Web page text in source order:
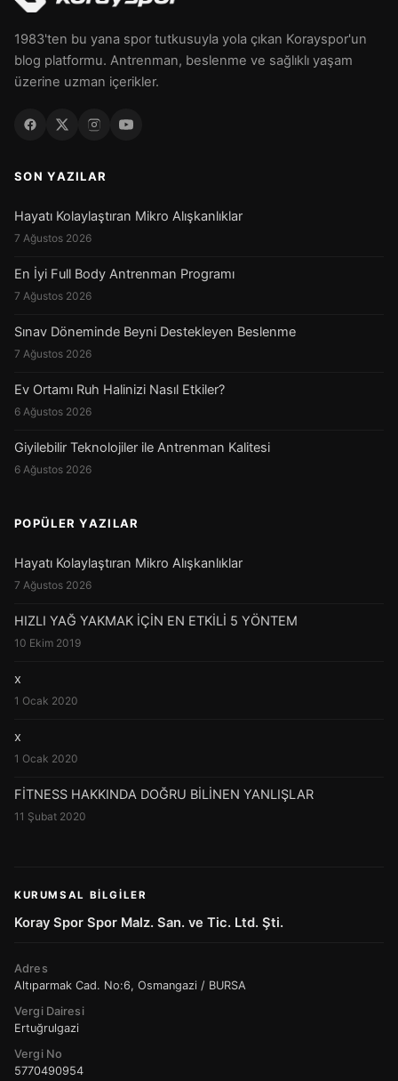
1983'ten bu yana spor tutkusuyla yola çıkan Korayspor'un
blog platformu. Antrenman, beslenme ve sağlıklı yaşam
üzerine uzman içerikler.
SON YAZILAR
Hayatı Kolaylaştıran Mikro Alışkanlıklar
7 Ağustos 2026
En İyi Full Body Antrenman Programı
7 Ağustos 2026
Sınav Döneminde Beyni Destekleyen Beslenme
7 Ağustos 2026
Ev Ortamı Ruh Halinizi Nasıl Etkiler?
6 Ağustos 2026
Giyilebilir Teknolojiler ile Antrenman Kalitesi
6 Ağustos 2026
POPÜLER YAZILAR
Hayatı Kolaylaştıran Mikro Alışkanlıklar
7 Ağustos 2026
HIZLI YAĞ YAKMAK İÇİN EN ETKİLİ 5 YÖNTEM
10 Ekim 2019
x
1 Ocak 2020
x
1 Ocak 2020
FİTNESS HAKKINDA DOĞRU BİLİNEN YANLIŞLAR
11 Şubat 2020
KURUMSAL BILGILER
Koray Spor Spor Malz. San. ve Tic. Ltd. Şti.
Adres
Altıparmak Cad. No:6, Osmangazi / BURSA
Vergi Dairesi
Ertuğrulgazi
Vergi No
5770490954